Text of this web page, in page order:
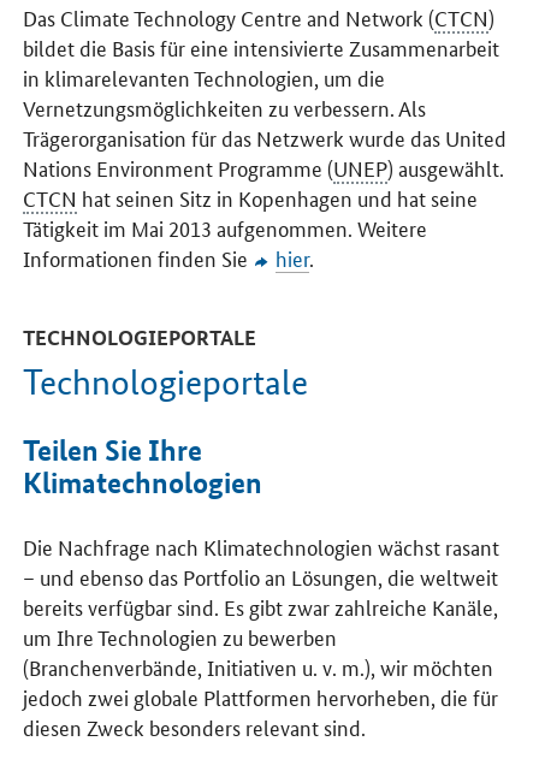
Das Climate Technology Centre and Network (CTCN)
bildet die Basis für eine intensivierte Zusammenarbeit
in klimarelevanten Technologien, um die
Vernetzungsmöglichkeiten zu verbessern. Als
Trägerorganisation für das Netzwerk wurde das United
Nations Environment Programme (UNEP) ausgewählt.
CTCN hat seinen Sitz in Kopenhagen und hat seine
Tätigkeit im Mai 2013 aufgenommen. Weitere
Informationen finden Sie
hier.
TECHNOLOGIEPORTALE
Technologieportale
Teilen Sie Ihre
Klimatechnologien
Die Nachfrage nach Klimatechnologien wächst rasant
– und ebenso das Portfolio an Lösungen, die weltweit
bereits verfügbar sind. Es gibt zwar zahlreiche Kanäle,
um Ihre Technologien zu bewerben
(Branchenverbände, Initiativen u. v. m.), wir möchten
jedoch zwei globale Plattformen hervorheben, die für
diesen Zweck besonders relevant sind.